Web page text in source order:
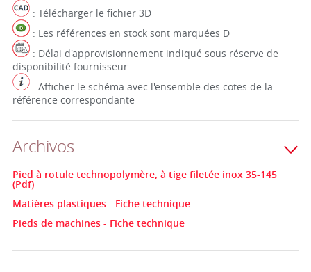
: Télécharger le fichier 3D
: Les références en stock sont marquées D
: Délai d'approvisionnement indiqué sous réserve de
disponibilité fournisseur
: Afficher le schéma avec l'ensemble des cotes de la
référence correspondante
Archivos
Pied à rotule technopolymère, à tige filetée inox 35-145
(Pdf)
Matières plastiques - Fiche technique
Pieds de machines - Fiche technique